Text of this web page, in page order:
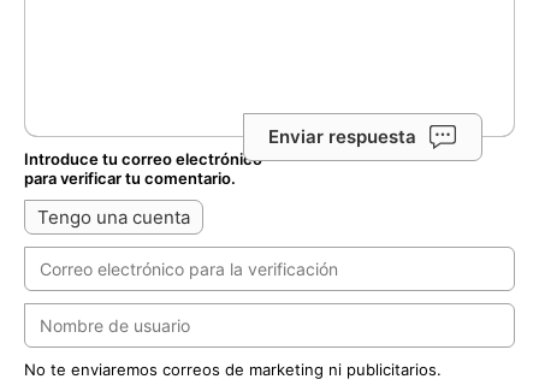
Enviar respuesta
Introduce tu correo electrónico
para verificar tu comentario.
Tengo una cuenta
No te enviaremos correos de marketing ni publicitarios.